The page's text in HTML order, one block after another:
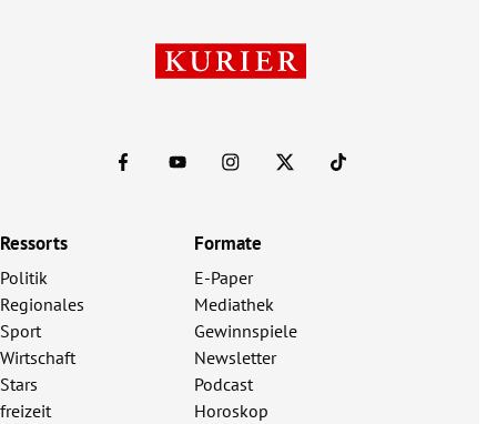
Ressorts
Politik
Regionales
Sport
Wirtschaft
Stars
freizeit
Formate
E-Paper
Mediathek
Gewinnspiele
Newsletter
Podcast
Horoskop